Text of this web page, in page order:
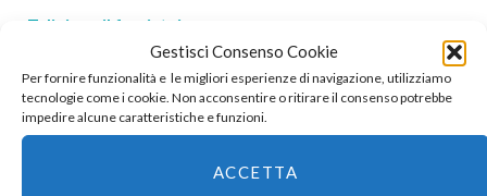
Gestisci Consenso Cookie
Per fornire funzionalità e le migliori esperienze di navigazione, utilizziamo
tecnologie come i cookie. Non acconsentire o ritirare il consenso potrebbe
impedire alcune caratteristiche e funzioni.
ACCETTA
Telini per il fasciatoio